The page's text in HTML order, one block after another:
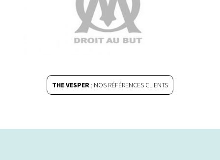
THE VESPER : NOS RÉFÉRENCES CLIENTS